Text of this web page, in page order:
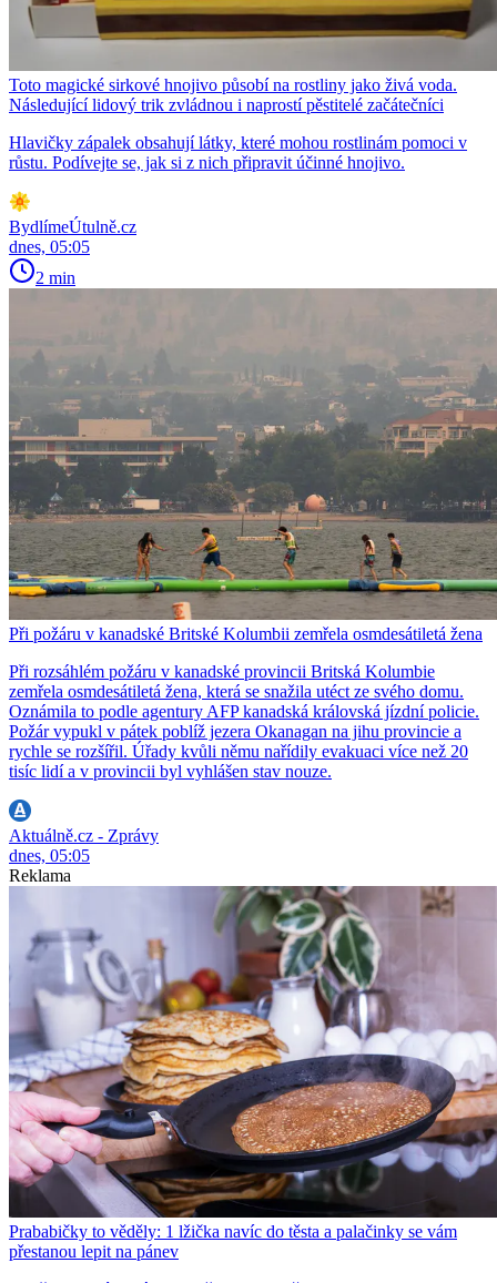
Toto magické sirkové hnojivo působí na rostliny jako živá voda.
Následující lidový trik zvládnou i naprostí pěstitelé začátečníci
Hlavičky zápalek obsahují látky, které mohou rostlinám pomoci v
růstu. Podívejte se, jak si z nich připravit účinné hnojivo.
BydlímeÚtulně.cz
dnes, 05:05
2 min
Při požáru v kanadské Britské Kolumbii zemřela osmdesátiletá žena
Při rozsáhlém požáru v kanadské provincii Britská Kolumbie
zemřela osmdesátiletá žena, která se snažila utéct ze svého domu.
Oznámila to podle agentury AFP kanadská královská jízdní policie.
Požár vypukl v pátek poblíž jezera Okanagan na jihu provincie a
rychle se rozšířil. Úřady kvůli němu nařídily evakuaci více než 20
tisíc lidí a v provincii byl vyhlášen stav nouze.
Aktuálně.cz - Zprávy
dnes, 05:05
Reklama
Prababičky to věděly: 1 lžička navíc do těsta a palačinky se vám
přestanou lepit na pánev